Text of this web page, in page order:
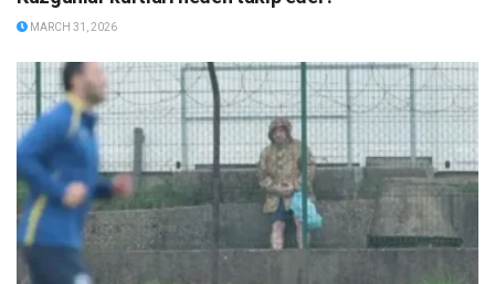
MARCH 31, 2026